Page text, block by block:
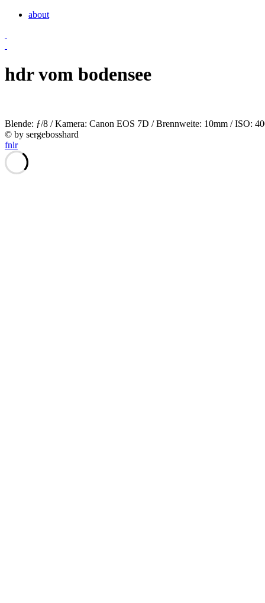
about
hdr vom bodensee
Blende: ƒ/8 / Kamera: Canon EOS 7D / Brennweite: 10mm / ISO:
© by sergebosshard
fnlr